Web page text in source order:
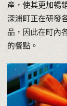
產，使其更加暢
深浦町正在研發
品，因此在町內
的餐點。